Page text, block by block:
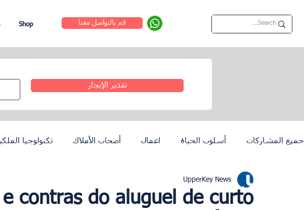
Shop قم بالتواصل معنا
تقدير الإيجار
جميع المشاركات أسلوب الحياة اعمال أصحاب الأملاك تكنولوجيا
دبي لشبونة
contras do aluguel de curto
UpperKey News